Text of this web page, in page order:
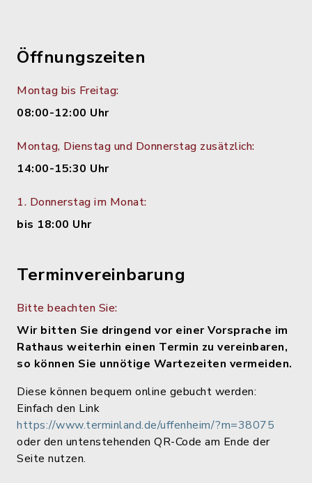
Öffnungszeiten
Montag bis Freitag:
08:00-12:00 Uhr
Montag, Dienstag und Donnerstag zusätzlich:
14:00-15:30 Uhr
1. Donnerstag im Monat:
bis 18:00 Uhr
Terminvereinbarung
Bitte beachten Sie:
Wir bitten Sie dringend vor einer Vorsprache im
Rathaus weiterhin einen Termin zu vereinbaren,
so können Sie unnötige Wartezeiten vermeiden.
Diese können bequem online gebucht werden:
Einfach den Link
https://www.terminland.de/uffenheim/?m=38075
oder den untenstehenden QR-Code am Ende der
Seite nutzen.